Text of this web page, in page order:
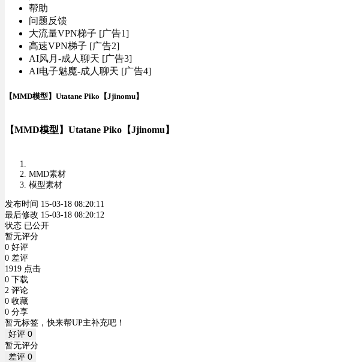
帮助
问题反馈
大流量VPN梯子 [广告1]
高速VPN梯子 [广告2]
AI风月-成人聊天 [广告3]
AI电子魅魔-成人聊天 [广告4]
【MMD模型】Utatane Piko【Jjinomu】
【MMD模型】Utatane Piko【Jjinomu】
MMD素材
模型素材
发布时间 15-03-18 08:20:11
最后修改 15-03-18 08:20:12
状态 已公开
暂无评分
0 好评
0 差评
1919 点击
0 下载
2 评论
0 收藏
0 分享
暂无标签，快来帮UP主补充吧！
好评 0
暂无评分
差评 0